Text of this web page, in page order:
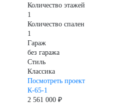
Количество этажей
1
Количество спален
1
Гараж
без гаража
Стиль
Классика
Посмотреть проект
К-65-1
2 561 000 ₽